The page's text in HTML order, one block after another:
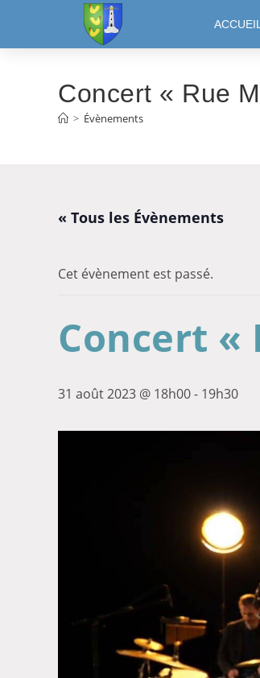
ACCUEIL
Concert « Rue
> Évènements
« Tous les Évènements
Cet évènement est passé.
Concert «
31 août 2023 @ 18h00- 19h30
Cookies management panel